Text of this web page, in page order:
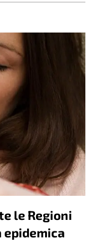
le Regioni
epidemica